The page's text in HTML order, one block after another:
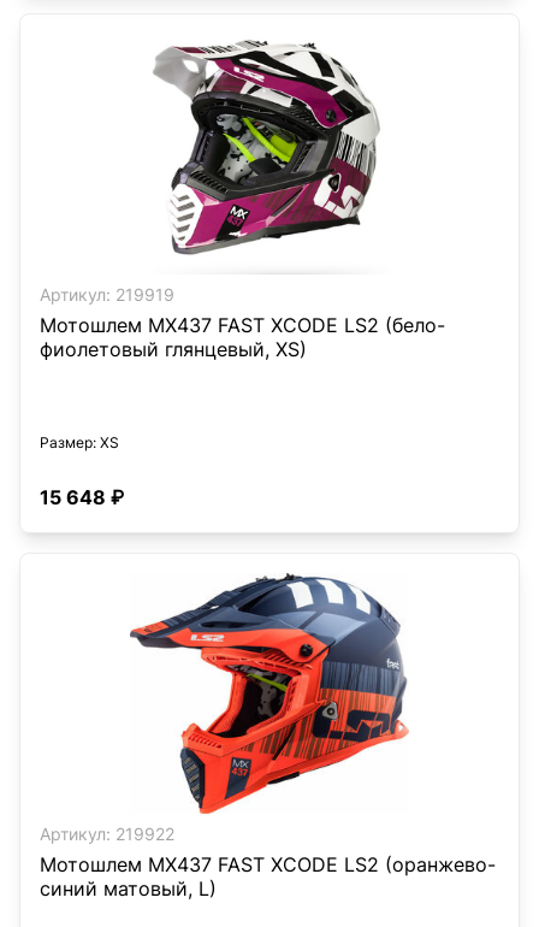
Артикул: 219919
Мотошлем MX437 FAST XCODE LS2 (бело-
фиолетовый глянцевый, XS)
Размер: XS
15 648 ₽
Артикул: 219922
Мотошлем MX437 FAST XCODE LS2 (оранжево-
синий матовый, L)